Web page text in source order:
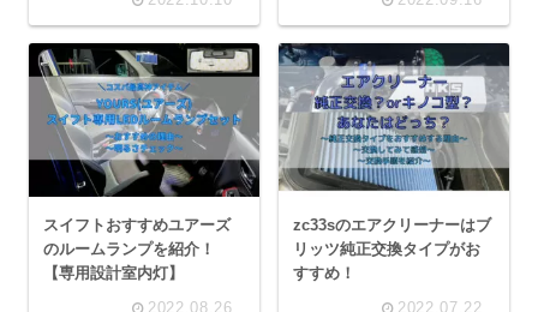
スイフトおすすめユアーズ
のルームランプを紹介！
【専用設計室内灯】
2022.08.26
zc33sのエアクリーナーはブ
リッツ純正交換タイプがお
すすめ！
2022.07.22